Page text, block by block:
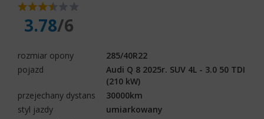
3.78/6
rozmiar opony
285/40R22
pojazd
Audi Q 8 2025r. SUV 4L - 3.0 50 TDI
(210 kW)
przejechany dystans
30000km
styl jazdy
umiarkowany